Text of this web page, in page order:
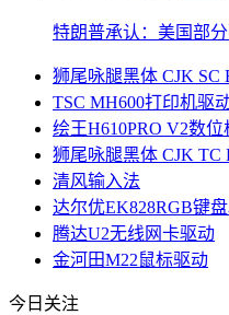
特朗普承认：美国部
狮尾咏腿黑体 CJK SC
TSC MH600打印机驱
绘王H610PRO V2数位
狮尾咏腿黑体 CJK TC
清风输入法
达尔优EK828RGB键
腾达U2无线网卡驱动
金河田M22鼠标驱动
今日关注